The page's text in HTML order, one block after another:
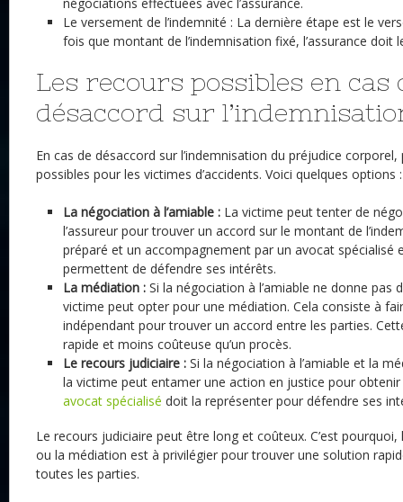
Le versement de l’indemnité : La dernière étape est le
fois que montant de l’indemnisation fixé, l’assurance doit
Les recours possibles en cas
désaccord sur
En cas de désaccord sur l’indemnisation du préjudice
possibles pour les victimes d’accidents. Voici quelques options :
La négociation à l’amiable : La victime peut tenter de
l’assureur pour trouver un accord sur le montant de
préparé et un accompagnement par un avocat spécialisé
permettent de défendre ses intérêts.
La médiation : Si la négociation à l’amiable ne donne pas
victime peut opter pour une médiation. Cela consiste à
indépendant pour trouver un accord entre les parties.
rapide et moins coûteuse qu’un procès.
Le recours judiciaire : Si la négociation à l’amiable et la
la victime peut entamer une action en justice pour
avocat spécialisé doit la représenter pour défendre ses
Le recours judiciaire peut être long et coûteux. C’est pourquoi,
ou la médiation est à privilégier pour trouver une solution
toutes les parties.